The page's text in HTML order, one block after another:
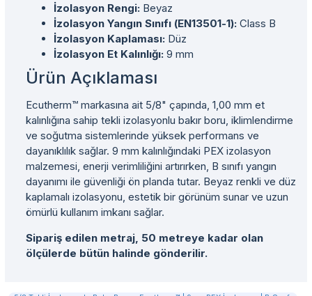
İzolasyon Rengi: Beyaz
İzolasyon Yangın Sınıfı (EN13501-1): Class B
İzolasyon Kaplaması: Düz
İzolasyon Et Kalınlığı: 9 mm
Ürün Açıklaması
Ecutherm™ markasına ait 5/8" çapında, 1,00 mm et
kalınlığına sahip tekli izolasyonlu bakır boru, iklimlendirme
ve soğutma sistemlerinde yüksek performans ve
dayanıklılık sağlar. 9 mm kalınlığındaki PEX izolasyon
malzemesi, enerji verimliliğini artırırken, B sınıfı yangın
dayanımı ile güvenliği ön planda tutar. Beyaz renkli ve düz
kaplamalı izolasyonu, estetik bir görünüm sunar ve uzun
ömürlü kullanım imkanı sağlar.
Sipariş edilen metraj, 50 metreye kadar olan
ölçülerde bütün halinde gönderilir.